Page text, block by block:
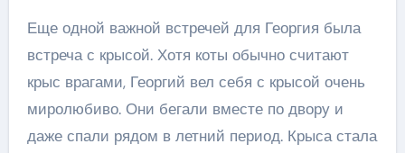
Еще одной важной встречей для Георгия была
встреча с крысой. Хотя коты обычно считают
крыс врагами, Георгий вел себя с крысой очень
миролюбиво. Они бегали вместе по двору и
даже спали рядом в летний период. Крыса стала